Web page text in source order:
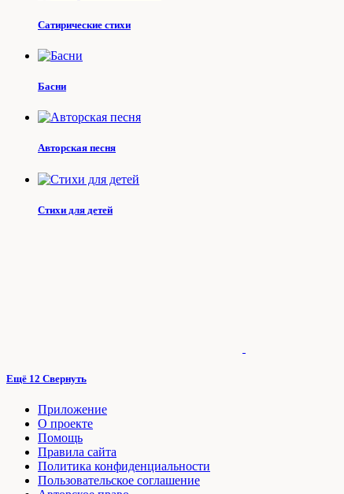
Сатирические стихи
Басни
Авторская песня
Стихи для детей
Ещё 12 Свернуть
Приложение
О проекте
Помощь
Правила сайта
Политика конфиденциальности
Пользовательское соглашение